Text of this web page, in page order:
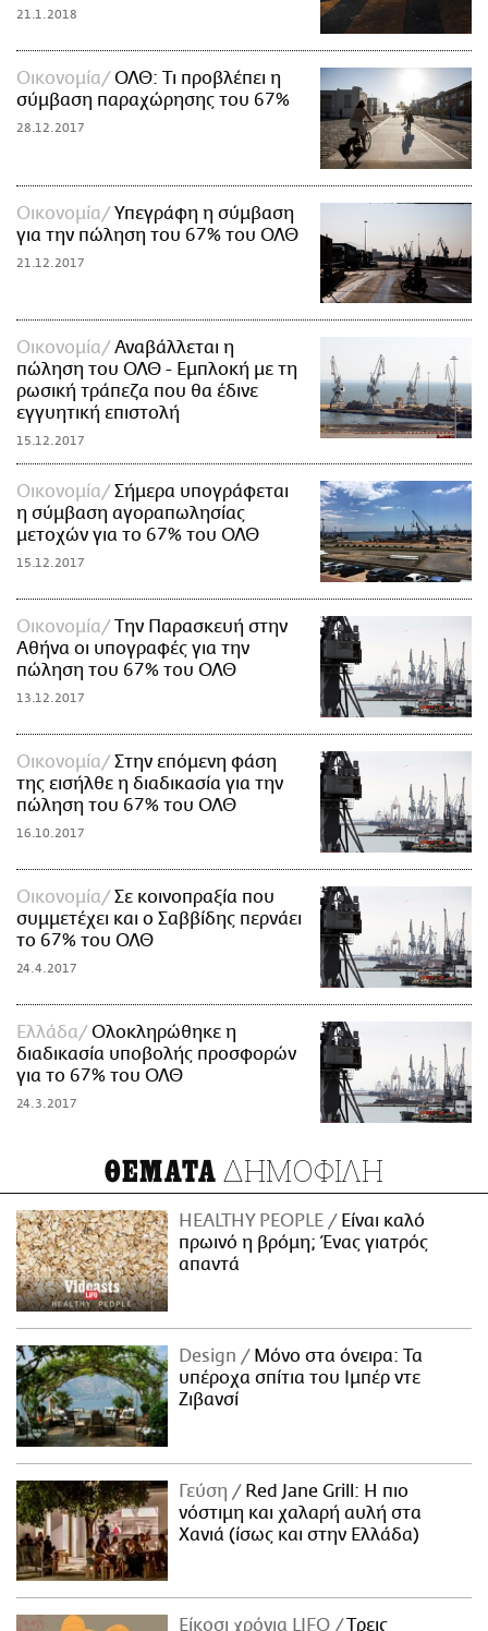
21.1.2018
Οικονομία
ΟΛΘ: Τι προβλέπει η
σύμβαση παραχώρησης του 67%
28.12.2017
Οικονομία
Υπεγράφη η σύμβαση
για την πώληση του 67% του ΟΛΘ
21.12.2017
Οικονομία
Αναβάλλεται η
πώληση του ΟΛΘ - Εμπλοκή με τη
ρωσική τράπεζα που θα έδινε
εγγυητική επιστολή
15.12.2017
Οικονομία
Σήμερα υπογράφεται
η σύμβαση αγοραπωλησίας
μετοχών για το 67% του ΟΛΘ
15.12.2017
Οικονομία
Την Παρασκευή στην
Αθήνα οι υπογραφές για την
πώληση του 67% του ΟΛΘ
13.12.2017
Οικονομία
Στην επόμενη φάση
της εισήλθε η διαδικασία για την
πώληση του 67% του ΟΛΘ
16.10.2017
Οικονομία
Σε κοινοπραξία που
συμμετέχει και ο Σαββίδης περνάει
το 67% του ΟΛΘ
24.4.2017
Ελλάδα
Ολοκληρώθηκε η
διαδικασία υποβολής προσφορών
για το 67% του ΟΛΘ
24.3.2017
ΘΕΜΑΤΑ ΔΗΜΟΦΙΛΗ
HEALTHY PEOPLE
Είναι καλό
πρωινό η βρόμη; Ένας γιατρός
απαντά
Design
Μόνο στα όνειρα: Τα
υπέροχα σπίτια του Ιμπέρ ντε
Ζιβανσί
Γεύση
Red Jane Grill: Η πιο
νόστιμη και χαλαρή αυλή στα
Χανιά (ίσως και στην Ελλάδα)
Είκοσι χρόνια LIFO Tρεις